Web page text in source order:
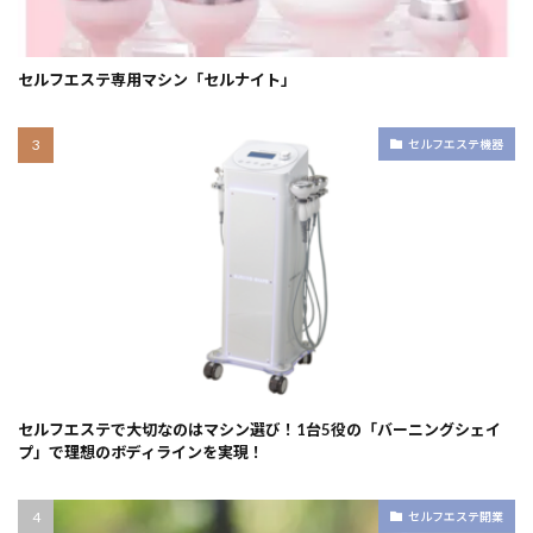
セルフエステ専用マシン「セルナイト」
セルフエステ機器
セルフエステで大切なのはマシン選び！1台5役の「バーニングシェイ
プ」で理想のボディラインを実現！
セルフエステ開業